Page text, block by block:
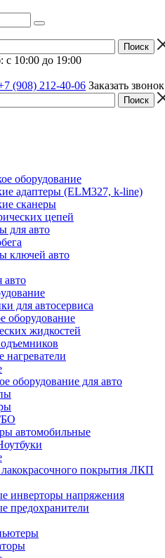
10:00 до 19:00
(908) 212-40-06 Заказать звонок
оборудование
адаптеры (ELM327, k-line)
сканеры
цепей
для авто
ключей авто
авто
для автосервиса
оборудование
жидкостей
оборудование для авто
автомобильные
покрытия ЛКП
инверторы напряжения
предохранители